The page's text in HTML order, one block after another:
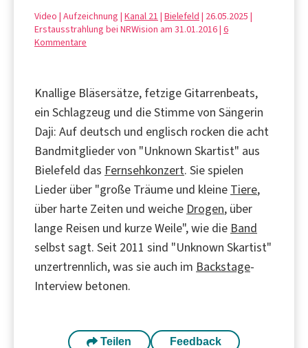
Video | Aufzeichnung | Kanal 21 | Bielefeld | 26.05.2025 |
Erstausstrahlung bei NRWision am 31.01.2016 | 6
Kommentare
Knallige Bläsersätze, fetzige Gitarrenbeats,
ein Schlagzeug und die Stimme von Sängerin
Daji: Auf deutsch und englisch rocken die acht
Bandmitglieder von "Unknown Skartist" aus
Bielefeld das Fernsehkonzert. Sie spielen
Lieder über "große Träume und kleine Tiere,
über harte Zeiten und weiche Drogen, über
lange Reisen und kurze Weile", wie die Band
selbst sagt. Seit 2011 sind "Unknown Skartist"
unzertrennlich, was sie auch im Backstage-
Interview betonen.
Teilen Feedback